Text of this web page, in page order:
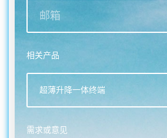
相关产品
需求或意见